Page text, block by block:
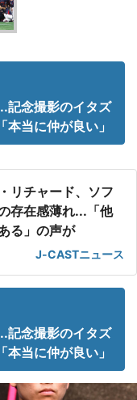
記念撮影のイタズ
当に仲が良い」
リチャード、ソフ
存在感薄れ...「他
る」の声が
J-CASTニュース
記念撮影のイタズ
当に仲が良い」